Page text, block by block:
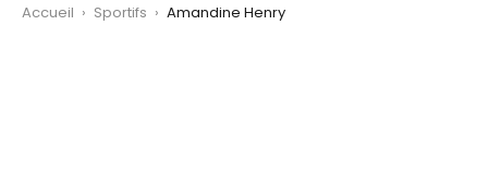
Accueil › Sportifs › Amandine Henry